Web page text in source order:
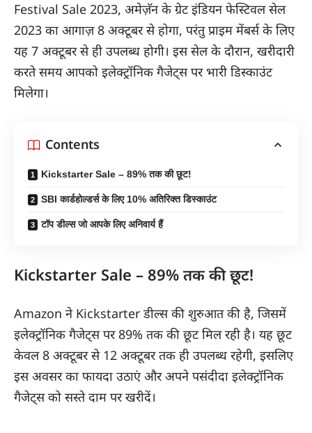
Festival Sale 2023, अमेज़ॅन के ग्रेट इंडियन फेस्टिवल सेल
2023 का आगाज़ 8 अक्टूबर से होगा, परंतु प्राइम मेंबर्स के लिए
यह 7 अक्टूबर से ही उपलब्ध होगी। इस सेल के दौरान, खरीदारी
करते समय आपको इलेक्ट्रॉनिक गैजेट्स पर भारी डिस्काउंट
मिलेगा।
Contents
Kickstarter Sale – 89% तक की छूट!
SBI कार्डहोल्डर्स के लिए 10% अतिरिक्त डिस्काउंट
टॉप डील्स जो आपके लिए अनिवार्य हैं
Kickstarter Sale – 89% तक की छूट!
Amazon ने Kickstarter डील्स की शुरुआत की है, जिसमें
इलेक्ट्रॉनिक गैजेट्स पर 89% तक की छूट मिल रही है। यह छूट
केवल 8 अक्टूबर से 12 अक्टूबर तक ही उपलब्ध रहेगी, इसलिए
इस अवसर का फायदा उठाएं और अपने पसंदीदा इलेक्ट्रॉनिक
गैजेट्स को सस्ते दाम पर खरीदें।